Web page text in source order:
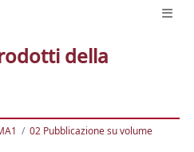
della
02 Pubblicazione su volume